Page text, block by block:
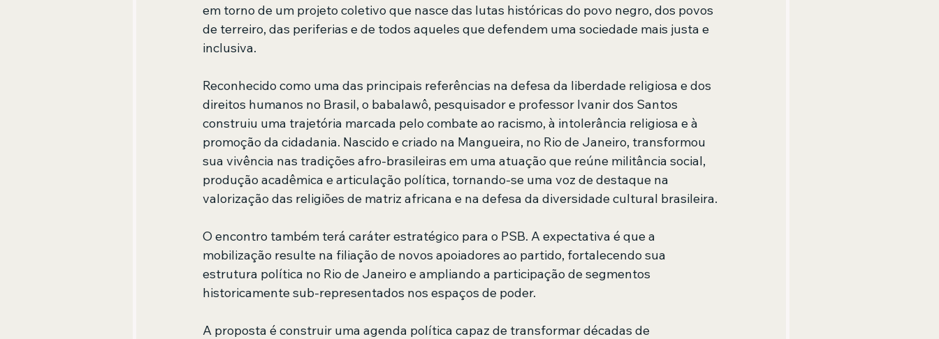
em torno de um projeto coletivo que nasce das lutas históricas do povo negro, dos povos
de terreiro, das periferias e de todos aqueles que defendem uma sociedade mais justa e
inclusiva.
Reconhecido como uma das principais referências na defesa da liberdade religiosa e dos
direitos humanos no Brasil, o babalawô, pesquisador e professor Ivanir dos Santos
construiu uma trajetória marcada pelo combate ao racismo, à intolerância religiosa e à
promoção da cidadania. Nascido e criado na Mangueira, no Rio de Janeiro, transformou
sua vivência nas tradições afro-brasileiras em uma atuação que reúne militância social,
produção acadêmica e articulação política, tornando-se uma voz de destaque na
valorização das religiões de matriz africana e na defesa da diversidade cultural brasileira.
O encontro também terá caráter estratégico para o PSB. A expectativa é que a
mobilização resulte na filiação de novos apoiadores ao partido, fortalecendo sua
estrutura política no Rio de Janeiro e ampliando a participação de segmentos
historicamente sub-representados nos espaços de poder.
A proposta é construir uma agenda política capaz de transformar décadas de